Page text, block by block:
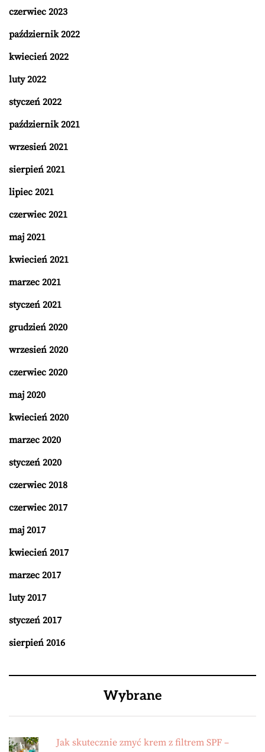
czerwiec 2023
październik 2022
kwiecień 2022
luty 2022
styczeń 2022
październik 2021
wrzesień 2021
sierpień 2021
lipiec 2021
czerwiec 2021
maj 2021
kwiecień 2021
marzec 2021
styczeń 2021
grudzień 2020
wrzesień 2020
czerwiec 2020
maj 2020
kwiecień 2020
marzec 2020
styczeń 2020
czerwiec 2018
czerwiec 2017
maj 2017
kwiecień 2017
marzec 2017
luty 2017
styczeń 2017
sierpień 2016
Wybrane
Jak skutecznie zmyć krem z filtrem SPF –